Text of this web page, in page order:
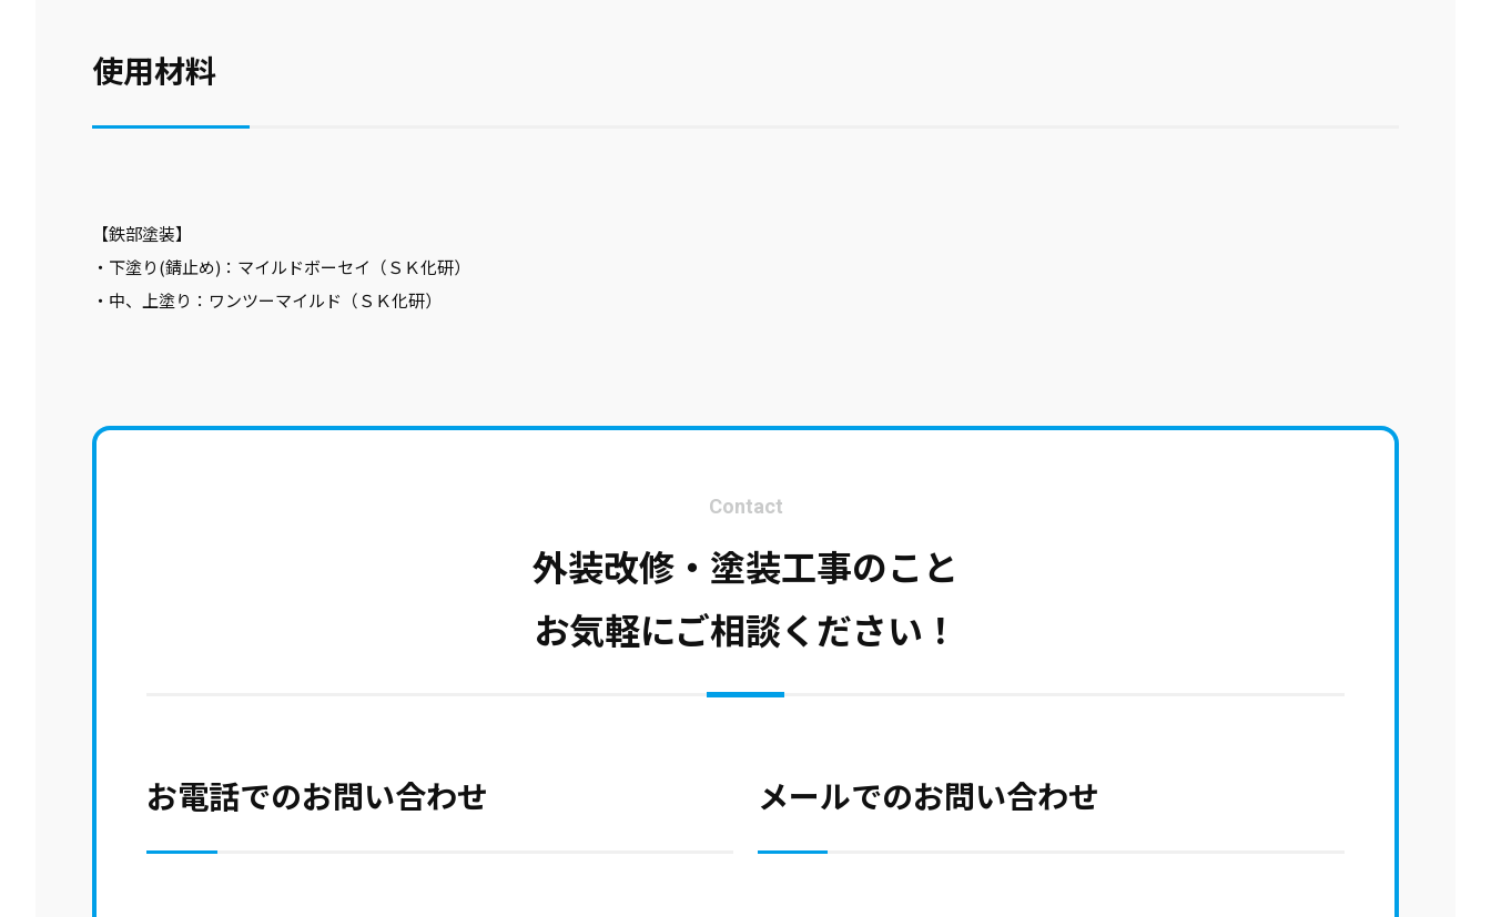
使用材料
【鉄部塗装】
・下塗り(錆止め)：マイルドボーセイ（ＳＫ化研）
・中、上塗り：ワンツーマイルド（ＳＫ化研）
Contact
外装改修・塗装工事のこと
お気軽にご相談ください！
お電話でのお問い合わせ メールでのお問い合わせ